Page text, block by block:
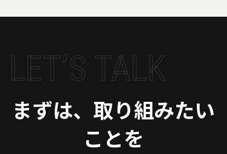
LET’S TALK
まずは、取り組みたい
ことを